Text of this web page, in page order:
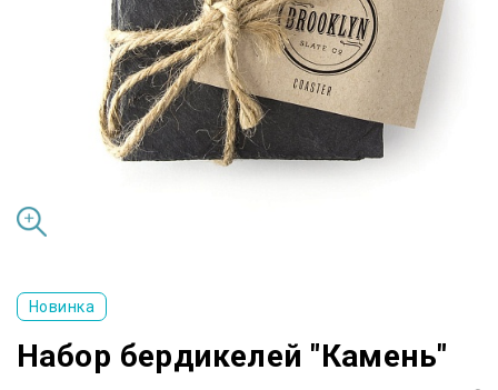
Новинка
Набор бердикелей "Камень"